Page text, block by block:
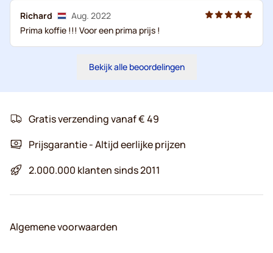
Richard
Aug. 2022
Prima koffie !!! Voor een prima prijs !
Bekijk alle beoordelingen
Gratis verzending vanaf € 49
Prijsgarantie - Altijd eerlijke prijzen
2.000.000 klanten sinds 2011
Algemene voorwaarden